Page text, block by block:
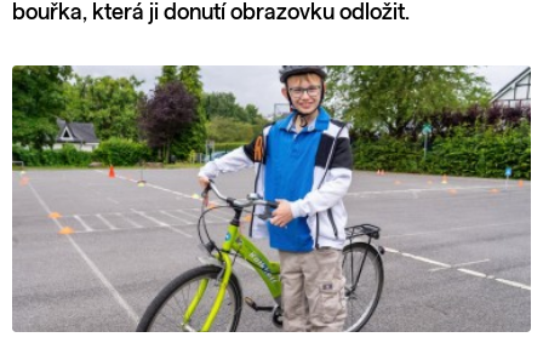
bouřka, která ji donutí obrazovku odložit.